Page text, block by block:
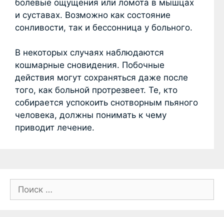
болевые ощущения или ломота в мышцах
и суставах. Возможно как состояние
сонливости, так и бессонница у больного.
В некоторых случаях наблюдаются
кошмарные сновидения. Побочные
действия могут сохраняться даже после
того, как больной протрезвеет. Те, кто
собирается успокоить снотворным пьяного
человека, должны понимать к чему
приводит лечение.
о